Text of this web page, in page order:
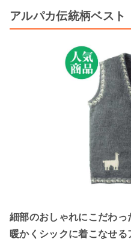
アルパカ伝統柄ベスト
細部のおしゃれにこだわっ
暖かくシックに着こなせる